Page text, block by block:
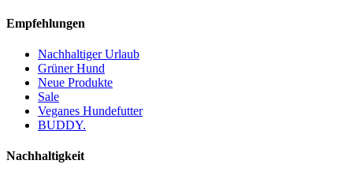
Empfehlungen
Nachhaltiger Urlaub
Grüner Hund
Neue Produkte
Sale
Veganes Hundefutter
BUDDY.
Nachhaltigkeit